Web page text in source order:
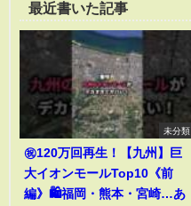
最近書いた記事
未分類
㊗️120万回再生！【九州】巨
大イオンモールTop10《前
編》🛍️福岡・熊本・宮崎…あ